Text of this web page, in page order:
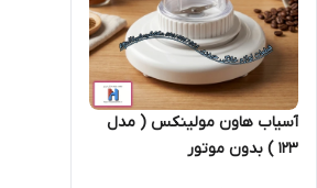
آسیاب هاون مولینکس ( مدل
123 ) بدون موتور